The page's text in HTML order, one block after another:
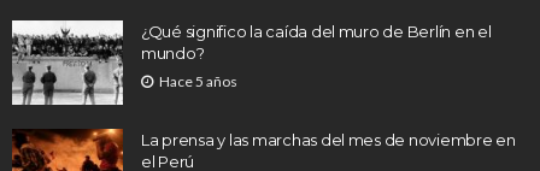
¿Qué significo la caída del muro de Berlín en el
mundo?
Hace 5 años
La prensa y las marchas del mes de noviembre en
el Perú